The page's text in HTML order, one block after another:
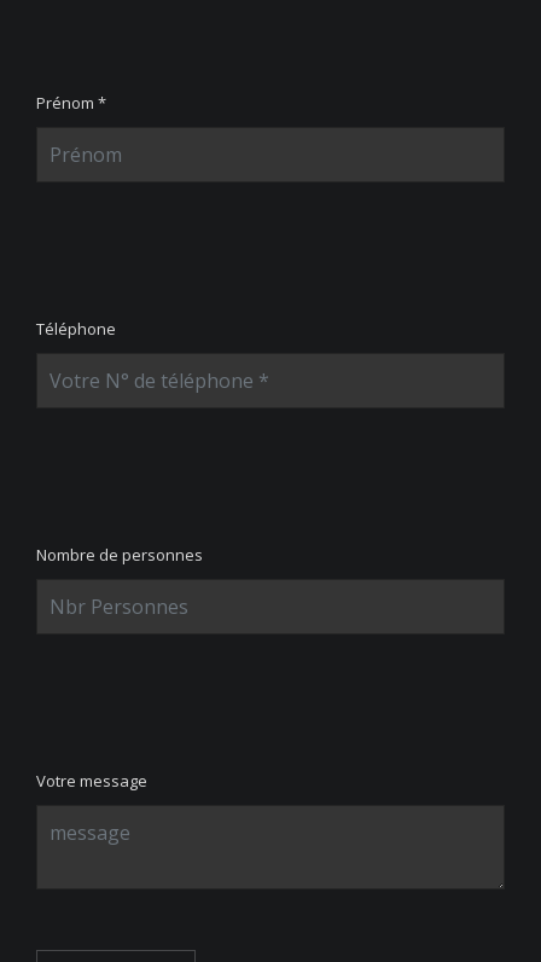
Prénom *
Téléphone
Nombre de personnes
Votre message